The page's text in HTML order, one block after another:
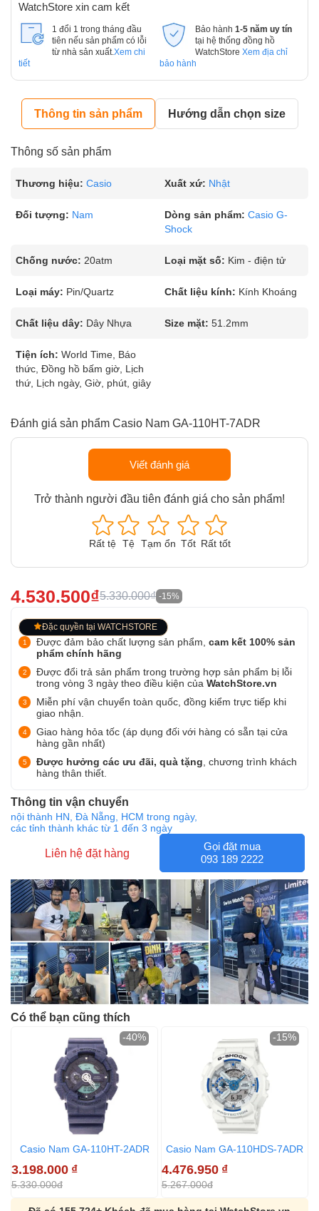
WatchStore xin cam kết
1 đổi 1 trong tháng đầu
tiên nếu sản phẩm có lỗi
từ nhà sản xuất. Xem chi
tiết
Bảo hành 1-5 năm uy tín
tại hệ thống đồng hồ
WatchStore Xem địa chỉ
bảo hành
Thông tin sản phẩm Hướng dẫn chọn size
Thông số sản phẩm
Thương hiệu: Casio Xuất xứ: Nhật
Đối tượng: Nam Dòng sản phẩm: Casio G-
Shock
Chống nước: 20atm Loại mặt số: Kim - điện tử
Loại máy: Pin/Quartz Chất liệu kính: Kính Khoáng
Chất liệu dây: Dây Nhựa Size mặt: 51.2mm
Tiện ích: World Time, Báo
thức, Đồng hồ bấm giờ, Lịch
thứ, Lịch ngày, Giờ, phút, giây
Đánh giá sản phẩm Casio Nam GA-110HT-7ADR
Viết đánh giá
Trở thành người đầu tiên đánh giá cho sản phẩm!
Rất tệ Tệ Tạm ổn Tốt Rất tốt
4.530.500₫5.330.000₫ -15%
Đặc quyền tại WATCHSTORE
Được đảm bảo chất lượng sản phẩm, cam kết 100% sản
phẩm chính hãng
Được đổi trả sản phẩm trong trường hợp sản phẩm bị lỗi
trong vòng 3 ngày theo điều kiện của WatchStore.vn
Miễn phí vận chuyển toàn quốc, đồng kiểm trực tiếp khi
giao nhận.
Giao hàng hỏa tốc (áp dụng đối với hàng có sẵn tại cửa
hàng gần nhất)
Được hưởng các ưu đãi, quà tặng , chương trình khách
hàng thân thiết.
Thông tin vận chuyển
nội thành HN, Đà Nẵng, HCM trong ngày,
các tỉnh thành khác từ 1 đến 3 ngày
Liên hệ đặt hàng
Gọi đặt mua
093 189 2222
Có thể bạn cũng thích
Casio Nam GA-110HT-2ADR
3.198.000 ₫
5.330.000đ
-40%
Casio Nam GA-110HDS-7ADR
4.476.950 ₫
5.267.000đ
-15%